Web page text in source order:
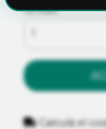
Cantidad
Calculá el